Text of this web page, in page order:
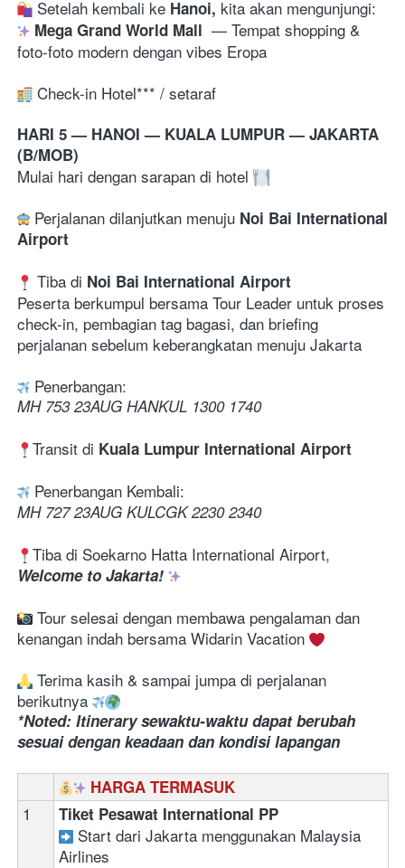
Setelah kembali ke Hanoi,
Mega Grand World Mall — Tempat shopping &
foto-foto modern dengan vibes Eropa
Check-in Hotel*** / setaraf
HARI 5 — HANOI — KUALA LUMPUR — JAKARTA
(B/MOB)
Mulai hari dengan sarapan di hotel
Perjalanan dilanjutkan menuju Noi Bai International
Airport
Tiba di Noi Bai International Airport
Peserta berkumpul bersama Tour Leader untuk proses
check-in, pembagian tag bagasi, dan briefing
perjalanan sebelum keberangkatan menuju Jakarta
Penerbangan:
MH 753 23AUG HANKUL 1300 1740
Transit di Kuala Lumpur International Airport
Penerbangan Kembali:
MH 727 23AUG KULCGK 2230 2340
Welcome to Jakarta!
Tour selesai dengan membawa pengalaman dan
kenangan indah bersama Widarin Vacation
Terima kasih & sampai jumpa di perjalanan
berikutnya
*Noted: Itinerary sewaktu-waktu dapat berubah
sesuai dengan keadaan dan kondisi lapangan
HARGA TERMASUK
1 Tiket Pesawat International PP
Start dari Jakarta menggunakan Malaysia
Airlines